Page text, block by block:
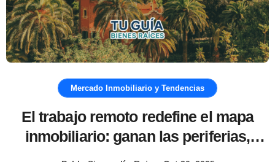
Mercado Inmobiliario y Tendencias
El trabajo remoto redefine el mapa
inmobiliario: ganan las periferias,
pierden los centros